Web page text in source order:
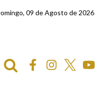
09 de Agosto de 2026